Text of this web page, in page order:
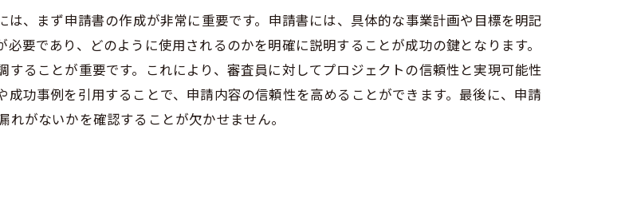
長戦略の構築
、まず申請書の作成が非常に重要です。申請書には、具体的な事業計画や目標を明記
要であり、どのように使用されるのかを明確に説明することが成功の鍵となります。
ることが重要です。これにより、審査員に対してプロジェクトの信頼性と実現可能性
功事例を引用することで、申請内容の信頼性を高めることができます。最後に、申請
がないかを確認することが欠かせません。